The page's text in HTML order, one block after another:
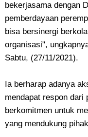
bekerjasama dengan
pemberdayaan
bisa bersinergi
organisasi",
Sabtu, (27/11/2021).
Ia berharap adanya
mendapat respon dari
berkomitmen untuk
yang mendukung